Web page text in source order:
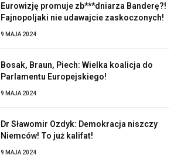
Eurowizję promuje zb***dniarza Banderę?!
Fajnopoljaki nie udawajcie zaskoczonych!
9 MAJA 2024
Bosak, Braun, Piech: Wielka koalicja do
Parlamentu Europejskiego!
9 MAJA 2024
Dr Sławomir Ozdyk: Demokracja niszczy
Niemców! To już kalifat!
9 MAJA 2024